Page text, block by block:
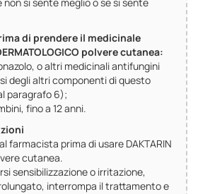
di prendere il medicinale
polvere cutanea:
o altri medicinali antifungini
degli altri componenti di questo
paragrafo 6);
fino a 12 anni.
farmacista prima di usare DAKTARIN
cutanea.
sensibilizzazione o irritazione,
interrompa il trattamento e